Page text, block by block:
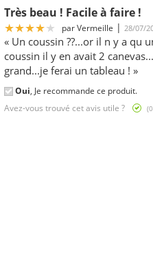
Très beau ! Facile à faire !
parVermeille | 28/07/
« Un coussin ??...or il n y a qu
coussin il y en avait 2
grand...je ferai un tableau ! »
Oui, Je recommande ce produit.
Avez-vous trouvé cet avis utile ?
(0